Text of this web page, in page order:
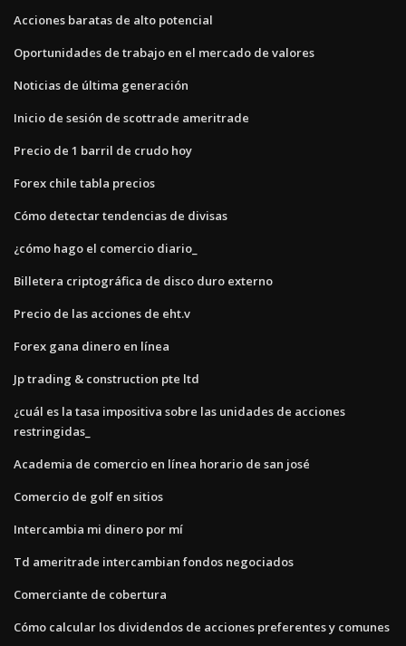
Acciones baratas de alto potencial
Oportunidades de trabajo en el mercado de valores
Noticias de última generación
Inicio de sesión de scottrade ameritrade
Precio de 1 barril de crudo hoy
Forex chile tabla precios
Cómo detectar tendencias de divisas
¿cómo hago el comercio diario_
Billetera criptográfica de disco duro externo
Precio de las acciones de eht.v
Forex gana dinero en línea
Jp trading & construction pte ltd
¿cuál es la tasa impositiva sobre las unidades de acciones
restringidas_
Academia de comercio en línea horario de san josé
Comercio de golf en sitios
Intercambia mi dinero por mí
Td ameritrade intercambian fondos negociados
Comerciante de cobertura
Cómo calcular los dividendos de acciones preferentes y comunes